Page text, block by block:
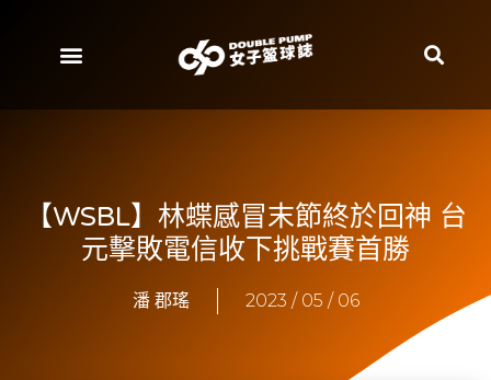
【WSBL】林蝶感冒末節終於回神 台
元擊敗電信收下挑戰賽首勝
潘 郡瑤 2023 / 05 / 06